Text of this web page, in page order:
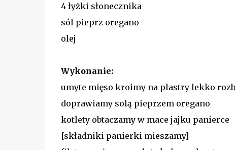
4 łyżki słonecznika
sól pieprz oregano
olej
Wykonanie:
umyte mięso kroimy na plastry lekko
doprawiamy solą pieprzem oregano
kotlety obtaczamy w mace jajku panierce
[składniki panierki mieszamy]